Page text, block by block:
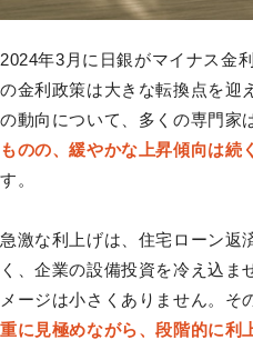
2024年3月に日銀がマイナス金
の金利政策は大きな転換点を迎
の動向について、多くの専門家
ものの、緩やかな上昇傾向は続く
す。
急激な利上げは、住宅ローン返
く、企業の設備投資を冷え込ま
メージは小さくありません。そ
重に見極めながら、段階的に利